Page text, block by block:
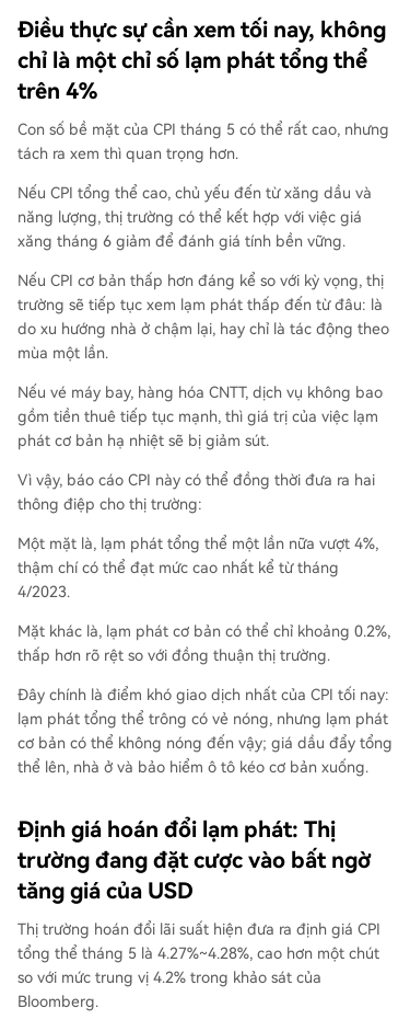
Điều thực sự cần xem tối nay, không
chỉ là một chỉ số lạm phát tổng thể
trên 4%
Con số bề mặt của CPI tháng 5 có thể rất cao, nhưng
tách ra xem thì quan trọng hơn.
Nếu CPI tổng thể cao, chủ yếu đến từ xăng dầu và
năng lượng, thị trường có thể kết hợp với việc giá
xăng tháng 6 giảm để đánh giá tính bền vững.
Nếu CPI cơ bản thấp hơn đáng kể so với kỳ vọng, thị
trường sẽ tiếp tục xem lạm phát thấp đến từ đâu: là
do xu hướng nhà ở chậm lại, hay chỉ là tác động theo
mùa một lần.
Nếu vé máy bay, hàng hóa CNTT, dịch vụ không bao
gồm tiền thuê tiếp tục mạnh, thì giá trị của việc lạm
phát cơ bản hạ nhiệt sẽ bị giảm sút.
Vì vậy, báo cáo CPI này có thể đồng thời đưa ra hai
thông điệp cho thị trường:
Một mặt là, lạm phát tổng thể một lần nữa vượt 4%,
thậm chí có thể đạt mức cao nhất kể từ tháng
4/2023.
Mặt khác là, lạm phát cơ bản có thể chỉ khoảng 0.2%,
thấp hơn rõ rệt so với đồng thuận thị trường.
Đây chính là điểm khó giao dịch nhất của CPI tối nay:
lạm phát tổng thể trông có vẻ nóng, nhưng lạm phát
cơ bản có thể không nóng đến vậy; giá dầu đẩy tổng
thể lên, nhà ở và bảo hiểm ô tô kéo cơ bản xuống.
Định giá hoán đổi lạm phát: Thị
trường đang đặt cược vào bất ngờ
tăng giá của USD
Thị trường hoán đổi lãi suất hiện đưa ra định giá CPI
tổng thể tháng 5 là 4.27%~4.28%, cao hơn một chút
so với mức trung vị 4.2% trong khảo sát của
Bloomberg.